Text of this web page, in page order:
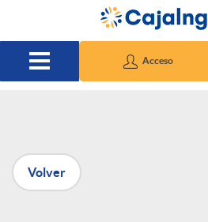
Saltar al contenido principal
Acceso
P
u
Volver